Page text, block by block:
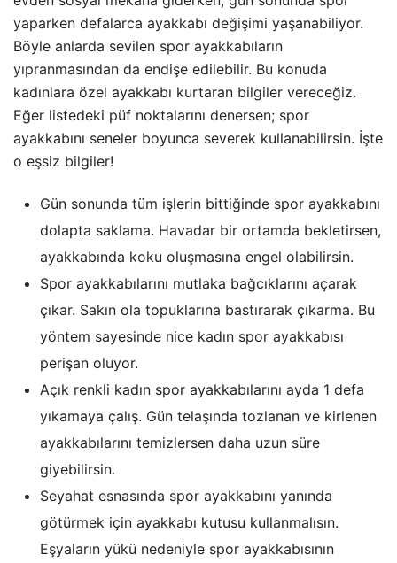
yaparken defalarca ayakkabı değişimi yaşanabiliyor.
Böyle anlarda sevilen spor ayakkabıların
yıpranmasından da endişe edilebilir. Bu konuda
kadınlara özel ayakkabı kurtaran bilgiler vereceğiz.
Eğer listedeki püf noktalarını denersen; spor
ayakkabını seneler boyunca severek kullanabilirsin. İşte
o eşsiz bilgiler!
Gün sonunda tüm işlerin bittiğinde spor ayakkabını
dolapta saklama. Havadar bir ortamda bekletirsen,
ayakkabında koku oluşmasına engel olabilirsin.
Spor ayakkabılarını mutlaka bağcıklarını açarak
çıkar. Sakın ola topuklarına bastırarak çıkarma. Bu
yöntem sayesinde nice kadın spor ayakkabısı
perişan oluyor.
Açık renkli kadın spor ayakkabılarını ayda 1 defa
yıkamaya çalış. Gün telaşında tozlanan ve kirlenen
ayakkabılarını temizlersen daha uzun süre
giyebilirsin.
Seyahat esnasında spor ayakkabını yanında
götürmek için ayakkabı kutusu kullanmalısın.
Eşyaların yükü nedeniyle spor ayakkabısının